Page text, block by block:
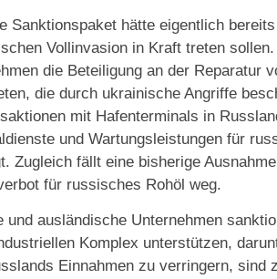
Sanktionspaket hätte eigentlich
Vollinvasion in Kraft treten
die Beteiligung an der Reparatur
die durch ukrainische Angriffe
mit Hafenterminals in
und Wartungsleistungen für
Zugleich fällt eine bisherige
für russisches Rohöl weg.
ausländische Unternehmen
Komplex unterstützen,
Einnahmen zu verringern, sind